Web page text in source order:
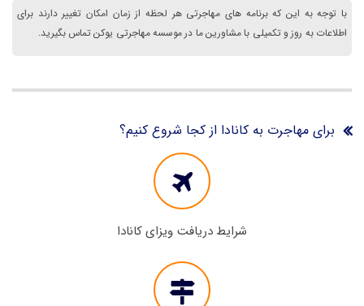
با توجه به این که برنامه های مهاجرتی هر لحظه از زمان امکان تغییر دارند برای
اطلاعات به روز و تکمیلی با مشاورین ما در موسسه مهاجرتی یوکن تماس بگیرید.
برای مهاجرت به کانادا از کجا شروع کنیم؟
شرایط دریافت ویزای کانادا